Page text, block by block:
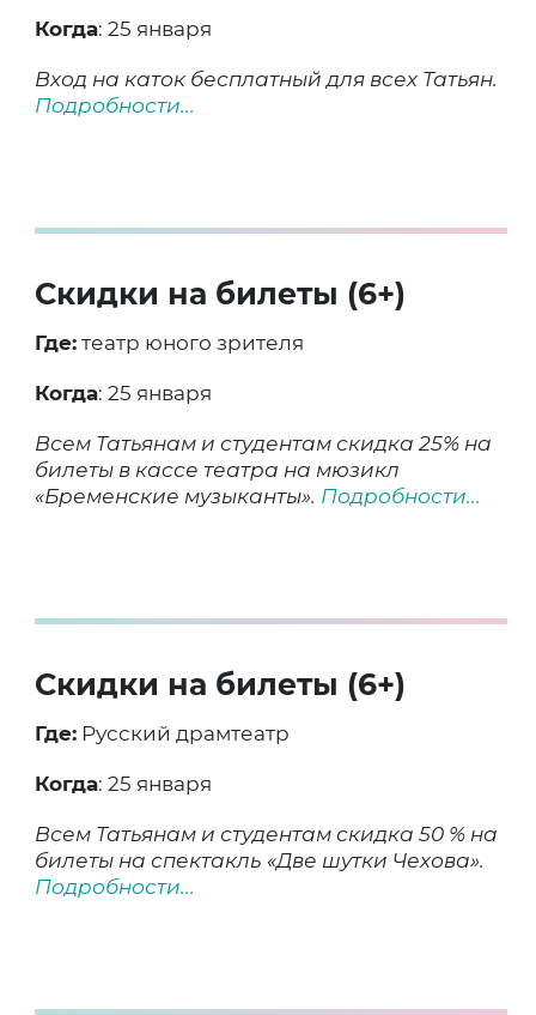
Когда: 25 января
Вход на каток бесплатный для всех Татьян.
Подробности...
Скидки на билеты (6+)
Где: театр юного зрителя
Когда: 25 января
Всем Татьянам и студентам скидка 25% на
билеты в кассе театра на мюзикл
«Бременские музыканты». Подробности...
Скидки на билеты (6+)
Где: Русский драмтеатр
Когда: 25 января
Всем Татьянам и студентам скидка 50 % на
билеты на спектакль «Две шутки Чехова».
Подробности...